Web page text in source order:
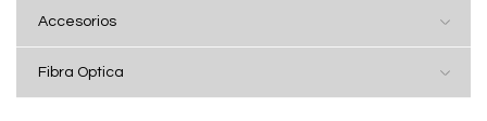
Accesorios
Fibra Optica